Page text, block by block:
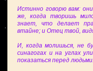
Истинно говорю вам:
же, когда творишь
знает, что делает
втайне; и Отец твой,
И, когда молишься, не
синагогах и на углах
показаться перед людьми.